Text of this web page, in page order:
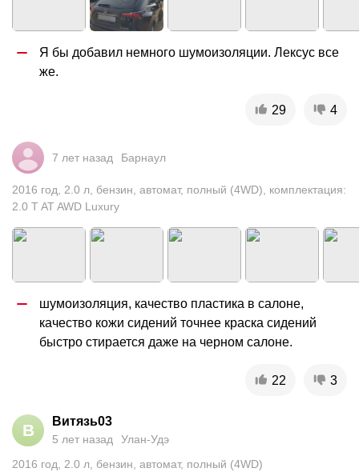
Я бы добавил немного шумоизоляции. Лексус все
же.
29 4
7 лет назад Барнаул
2016 год 2.0 л бензин автомат, полный (4WD)
комплектация:
2.0 T AT AWD Luxury
шумоизоляция, качество пластика в салоне,
качество кожи сидений точнее краска сидений
быстро стирается даже на черном салоне.
22 3
В Витязь03
5 лет назад
Улан-Удэ
2016 год 2.0 л бензин автомат, полный (4WD)